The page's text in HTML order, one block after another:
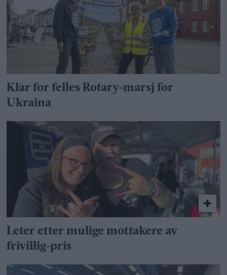
Klar for felles Rotary-marsj for
Ukraina
Leter etter mulige mottakere av
frivillig-pris